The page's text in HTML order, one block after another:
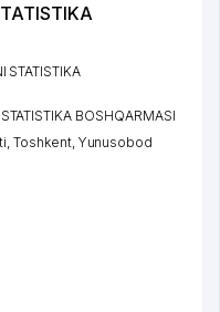
STATISTIKA
BOSHQARMASI
,Toshkent, Yunusobod